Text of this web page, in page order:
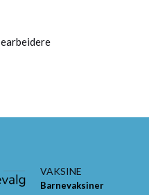
VAKSINE
Barnevaksiner